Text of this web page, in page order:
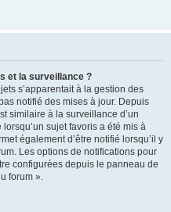
et la surveillance ?
s’apparentait à la gestion des
notifié des mises à jour. Depuis
similaire à la surveillance d’un
sujet favoris a été mis à
également d’être notifié lorsqu’il y
Les options de notifications pour
configurées depuis le panneau de
forum ».